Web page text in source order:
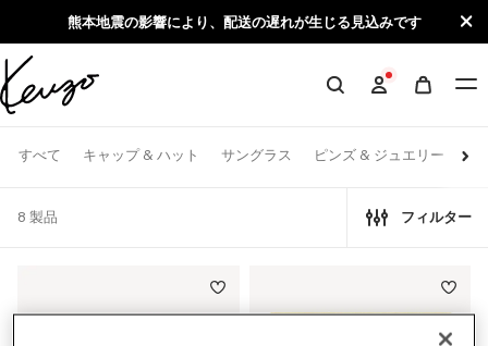
Skip to main content
Skip to footer content
熊本地震の影響により、配送の遅れが生じる見込みです
KENZO
すべて キャップ & ハット サングラス ピンズ & ジュエリー マ
8 製品 フィルター